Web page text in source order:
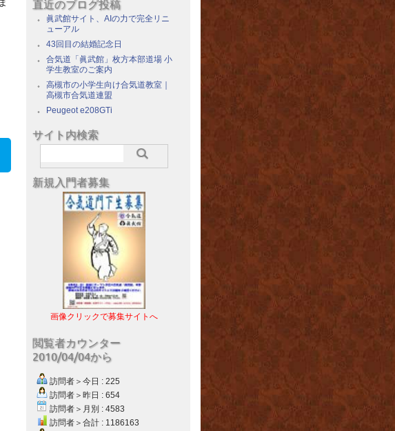
直近のブログ投稿
眞武館サイト、AIの力で完全リニ
ューアル
43回目の結婚記念日
合気道「眞武館」枚方本部道場 小
学生教室のご案内
高槻市の小学生向け合気道教室｜
高槻市合気道連盟
Peugeot e208GTi
サイト内検索
新規入門者募集
画像クリックで募集サイトへ
閲覧者カウンター
2010/04/04から
訪問者＞今日 : 225
訪問者＞昨日 : 654
訪問者＞月別 : 4583
訪問者＞合計 : 1186163